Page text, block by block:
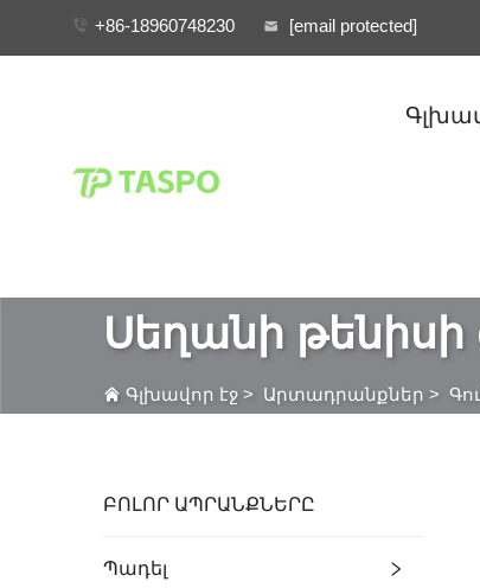
+86-18960748230 [email protected]
Սեղանի
Գլխավոր էջ > Արտադրանքներ >
ԲՈԼՈՐ ԱՊՐԱՆՔՆԵՐԸ
Պադել